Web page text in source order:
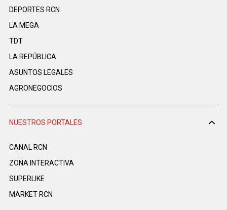
DEPORTES RCN
LA MEGA
TDT
LA REPÚBLICA
ASUNTOS LEGALES
AGRONEGOCIOS
NUESTROS PORTALES
CANAL RCN
ZONA INTERACTIVA
SUPERLIKE
MARKET RCN